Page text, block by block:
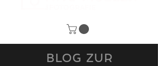
Blog zur